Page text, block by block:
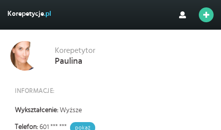
Korepetycje.pl
Korepetytor
Paulina
INFORMACJE:
Wykształcenie: Wyższe
Telefon: 601 *** *** pokaż